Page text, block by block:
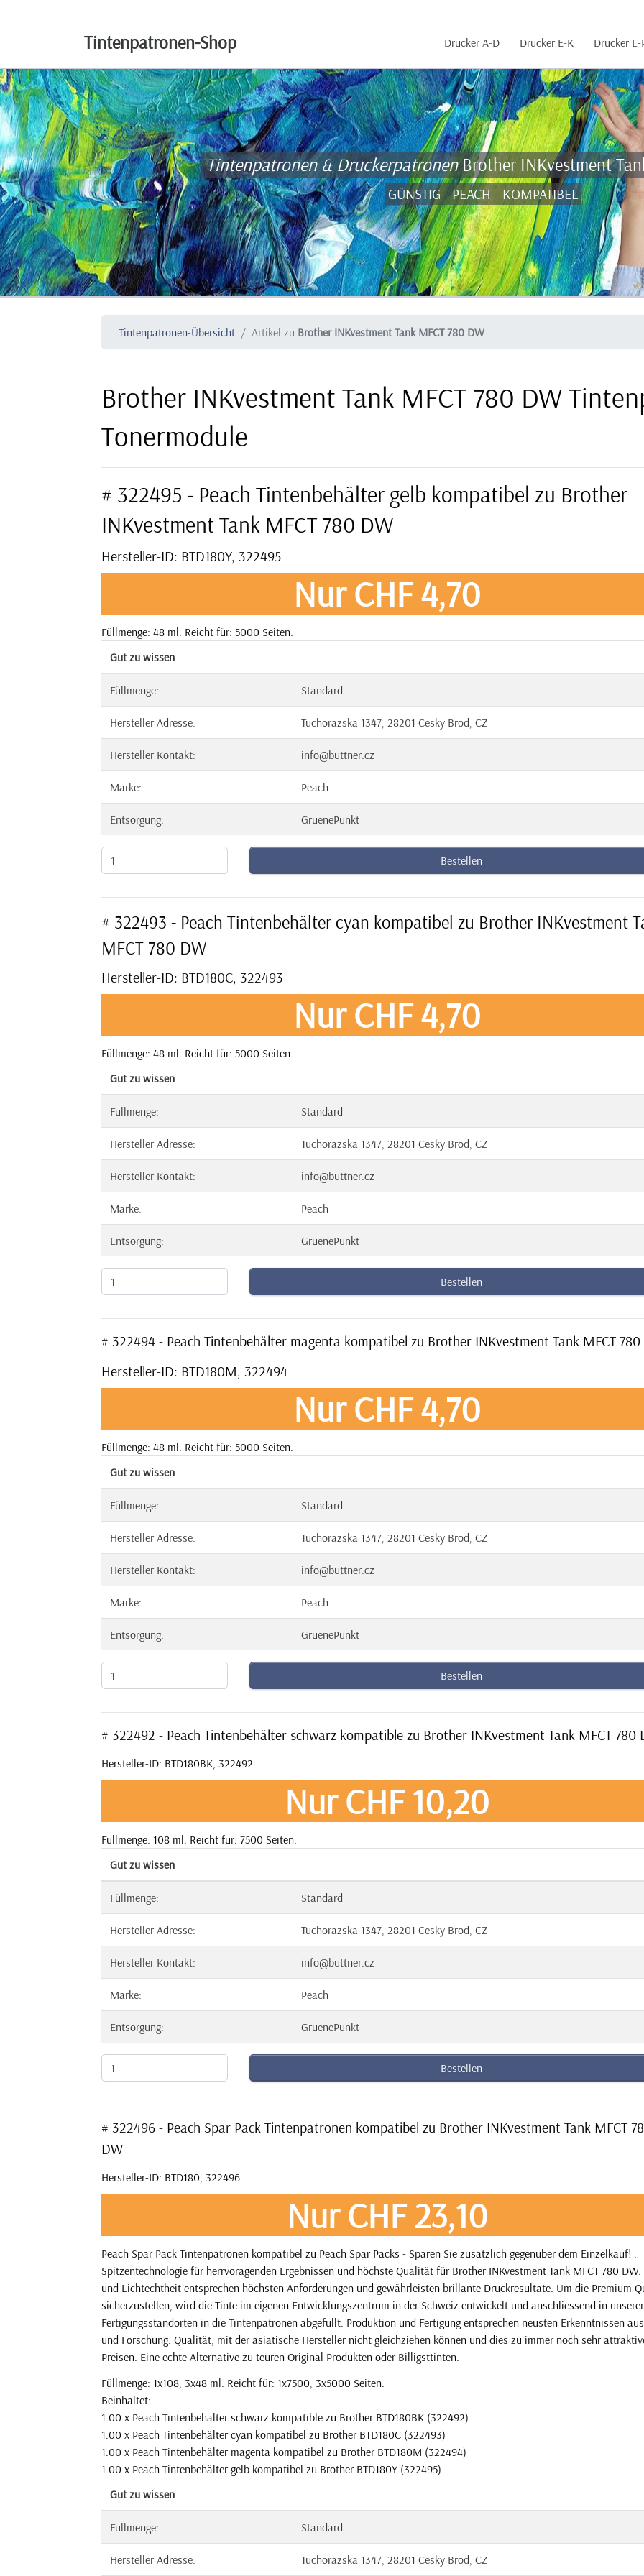
Tintenpatronen-Shop Drucker A-D Drucker E-K Drucker L-
Tintenpatronen & DruckerpatronenBrother INKvestment
GÜNSTIG - PEACH - KOMPATIBEL
Tintenpatronen-Übersicht Artikel zu Brother INKvestment Tank MFCT 780 DW
Brother INKvestment Tank MFCT 780 DW
Tonermodule
# 322495 - Peach Tintenbehälter gelb kompatibel zu Brother
INKvestment Tank MFCT 780 DW
Hersteller-ID: BTD180Y, 322495
Nur CHF 4,70
Füllmenge: 48 ml. Reicht für: 5000 Seiten.
Gut zu wissen
Füllmenge: Standard
Hersteller Adresse: Tuchorazska 1347, 28201 Cesky Brod, CZ
Hersteller Kontakt: info@buttner.cz
Marke: Peach
Entsorgung: GruenePunkt
Bestellen
# 322493 - Peach Tintenbehälter cyan kompatibel zu Brother INKvestment
MFCT 780 DW
Hersteller-ID: BTD180C, 322493
Nur CHF 4,70
Füllmenge: 48 ml. Reicht für: 5000 Seiten.
Gut zu wissen
Füllmenge: Standard
Hersteller Adresse: Tuchorazska 1347, 28201 Cesky Brod, CZ
Hersteller Kontakt: info@buttner.cz
Marke: Peach
Entsorgung: GruenePunkt
Bestellen
# 322494 - Peach Tintenbehälter magenta kompatibel zu Brother INKvestment Tank MFCT
Hersteller-ID: BTD180M, 322494
Nur CHF 4,70
Füllmenge: 48 ml. Reicht für: 5000 Seiten.
Gut zu wissen
Füllmenge: Standard
Hersteller Adresse: Tuchorazska 1347, 28201 Cesky Brod, CZ
Hersteller Kontakt: info@buttner.cz
Marke: Peach
Entsorgung: GruenePunkt
Bestellen
# 322492 - Peach Tintenbehälter schwarz kompatible zu Brother INKvestment Tank MFCT 780
Hersteller-ID: BTD180BK, 322492
Nur CHF 10,20
Füllmenge: 108 ml. Reicht für: 7500 Seiten.
Gut zu wissen
Füllmenge: Standard
Hersteller Adresse: Tuchorazska 1347, 28201 Cesky Brod, CZ
Hersteller Kontakt: info@buttner.cz
Marke: Peach
Entsorgung: GruenePunkt
Bestellen
# 322496 - Peach Spar Pack Tintenpatronen kompatibel zu Brother INKvestment Tank MFCT
DW
Hersteller-ID: BTD180, 322496
Nur CHF 23,10
Peach Spar Pack Tintenpatronen kompatibel zu Peach Spar Packs - Sparen Sie zusätzlich gegenüber dem Einzelkauf! .
Spitzentechnologie für herrvoragenden Ergebnissen und höchste Qualität für Brother INKvestment Tank MFCT 780 DW.
und Lichtechtheit entsprechen höchsten Anforderungen und gewährleisten brillante Druckresultate. Um die Premium
sicherzustellen, wird die Tinte im eigenen Entwicklungszentrum in der Schweiz entwickelt und anschliessend in
Fertigungsstandorten in die Tintenpatronen abgefüllt. Produktion und Fertigung entsprechen neusten Erkenntnissen
und Forschung. Qualität, mit der asiatische Hersteller nicht gleichziehen können und dies zu immer noch sehr
Preisen. Eine echte Alternative zu teuren Original Produkten oder Billigsttinten.
Füllmenge: 1x108, 3x48 ml. Reicht für: 1x7500, 3x5000 Seiten.
Beinhaltet:
1.00 x Peach Tintenbehälter schwarz kompatible zu Brother BTD180BK (322492)
1.00 x Peach Tintenbehälter cyan kompatibel zu Brother BTD180C (322493)
1.00 x Peach Tintenbehälter magenta kompatibel zu Brother BTD180M (322494)
1.00 x Peach Tintenbehälter gelb kompatibel zu Brother BTD180Y (322495)
Gut zu wissen
Füllmenge: Standard
Hersteller Adresse: Tuchorazska 1347, 28201 Cesky Brod, CZ